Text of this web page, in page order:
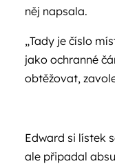
něj napsala.
„Tady je číslo
jako ochranné
obtěžovat,
Edward si lístek
ale připadal